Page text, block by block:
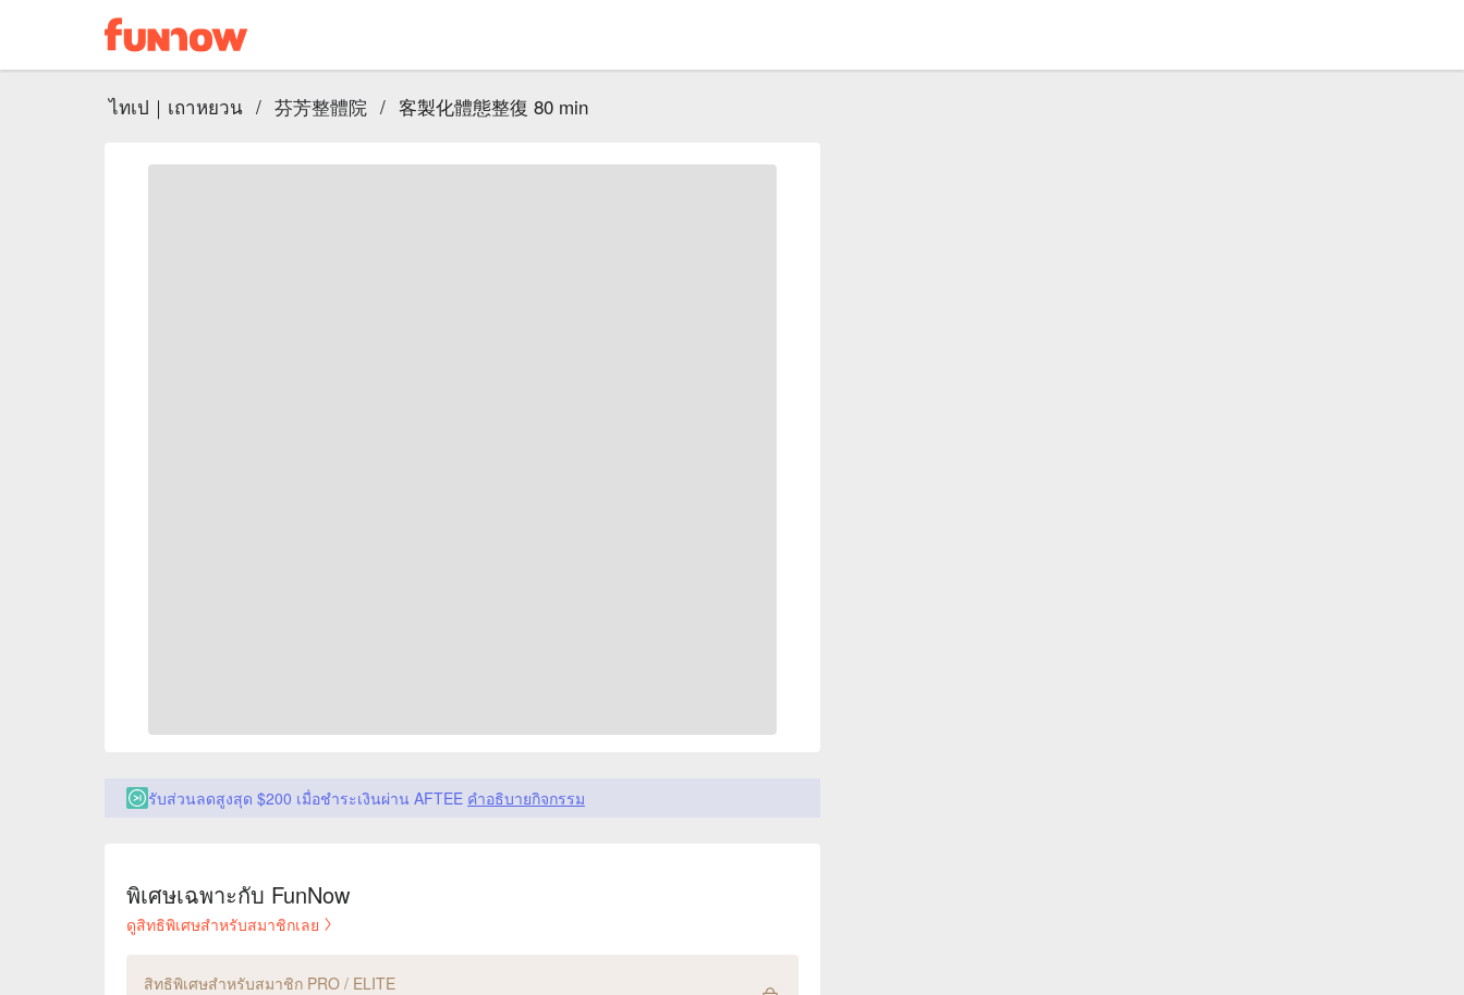
ไทเป｜เถาหยวน / 芬芳整體院 / 客製化體態整復 80 min
รับส่วนลดสูงสุด $200 เมื่อชำระเงินผ่าน AFTEE คำอธิบายกิจกรรม
พิเศษเฉพาะกับ FunNow
ดูสิทธิพิเศษสำหรับสมาชิกเลย
สิทธิพิเศษสำหรับสมาชิก PRO / ELITE